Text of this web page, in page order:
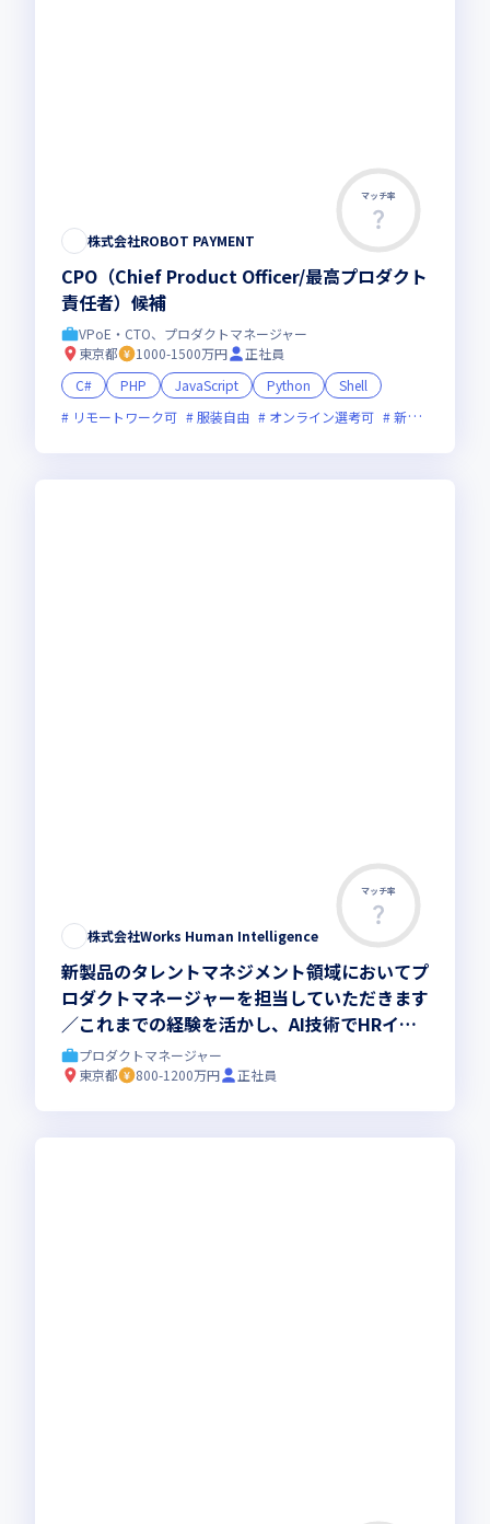
マッチ率
株式会社ROBOT PAYMENT
CPO（Chief Product Officer/最高プロダクト
責任者）候補
VPoE・CTO、プロダクトマネージャー
東京都
1000-1500万円
正社員
C#
PHP JavaScript Python
Shell
リモートワーク可
服装自由 オンライン選考可 新規立ち上げ
マッチ率
株式会社Works Human Intelligence
新製品のタレントマネジメント領域においてプ
ロダクトマネージャーを担当していただきます
／これまでの経験を活かし、AI技術でHRイン
フラを進化させ事業成長を牽引するポジション
です
プロダクトマネージャー
東京都
800-1200万円 正社員